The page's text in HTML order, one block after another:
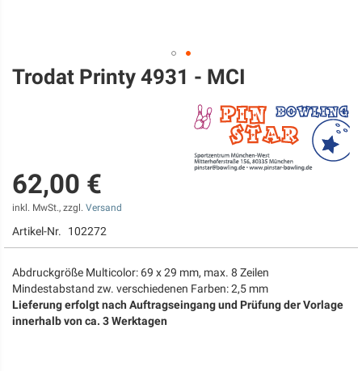
Zum
Anfang
Trodat Printy 4931 - MCI
62,00 €
inkl. MwSt., zzgl. Versand
Artikel-Nr. 102272
Abdruckgröße Multicolor: 69 x 29 mm, max. 8 Zeilen
Mindestabstand zw. verschiedenen Farben: 2,5 mm
Lieferung erfolgt nach Auftragseingang und Prüfung der Vorlage
innerhalb von ca. 3 Werktagen